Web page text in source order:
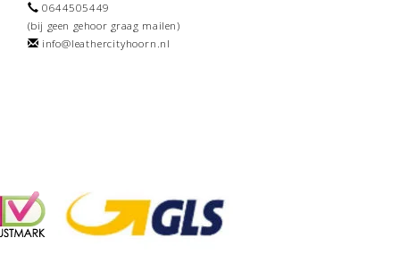
0644505449
(bij geen gehoor graag mailen)
info@leathercityhoorn.nl